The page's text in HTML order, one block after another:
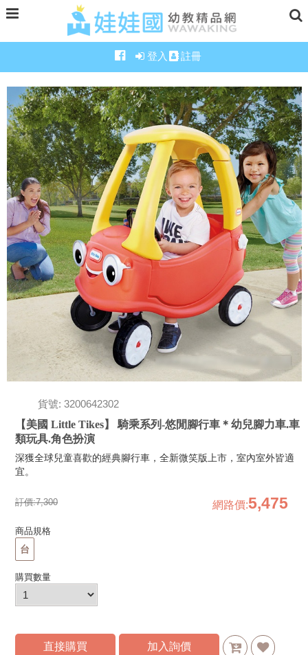
登入 註冊
貨號: 3200642302
【美國 Little Tikes】 騎乘系列-悠閒腳行車＊幼兒腳力車.車
類玩具.角色扮演
深獲全球兒童喜歡的經典腳行車，全新微笑版上市，室內室外皆適
宜。
訂價:7,300 網路價:5,475
商品規格
台
購買數量
直接購買 加入詢價